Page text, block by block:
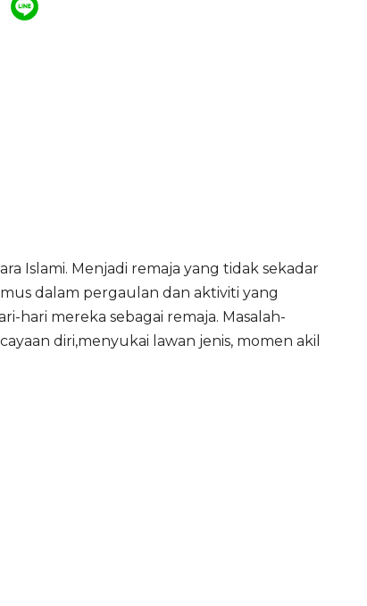
Islami. Menjadi remaja yang tidak sekadar
dalam pergaulan dan aktiviti yang
hari mereka sebagai remaja. Masalah-
diri,menyukai lawan jenis, momen akil